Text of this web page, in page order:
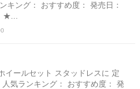
キング： おすすめ度： 発売日：
★...
イールセット スタッドレスに 定
気ランキング： おすすめ度： 発